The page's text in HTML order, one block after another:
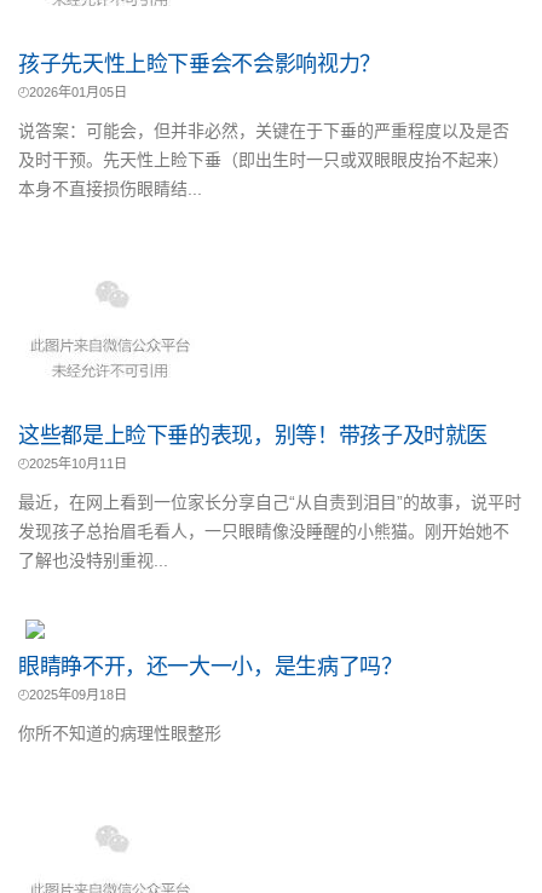
孩子先天性上睑下垂会不会影响视力？
2026年01月05日
说答案：可能会，但并非必然，关键在于下垂的严重程度以及是否
及时干预。先天性上睑下垂（即出生时一只或双眼眼皮抬不起来）
本身不直接损伤眼睛结...
这些都是上睑下垂的表现，别等！带孩子及时就医
2025年10月11日
最近，在网上看到一位家长分享自己“从自责到泪目”的故事，说平时
发现孩子总抬眉毛看人，一只眼睛像没睡醒的小熊猫。刚开始她不
了解也没特别重视...
眼睛睁不开，还一大一小，是生病了吗？
2025年09月18日
你所不知道的病理性眼整形